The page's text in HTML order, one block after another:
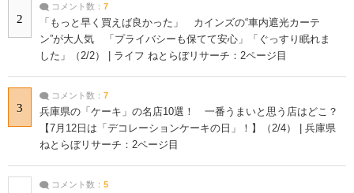
2
コメント数： 7
「もっと早く買えば良かった」 カインズの“車内遮光カーテ
ン”が大人気 「プライバシーも保てて安心」「ぐっすり眠れま
した」（2/2） | ライフ ねとらぼリサーチ：2ページ目
3
コメント数： 7
兵庫県の「ケーキ」の名店10選！ 一番うまいと思う店はどこ？
【7月12日は「デコレーションケーキの日」！】（2/4） | 兵庫県
ねとらぼリサーチ：2ページ目
コメント数： 5